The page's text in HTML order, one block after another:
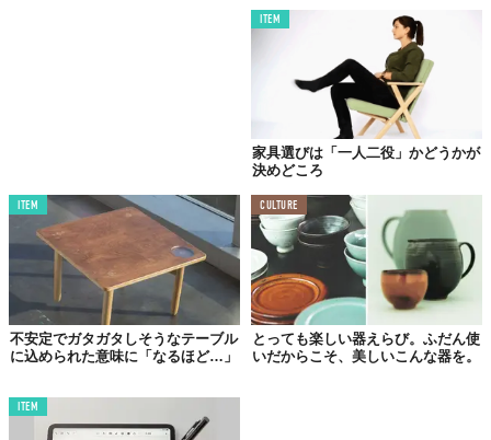
筒状の花器は、なかにガラス管が付属しているので、生花を生けることもできます。
よるもの。
木を寝かせることでこの美しい模様が生まれます。面白い表情が
ITEM
家具選びは「一人二役」かどうかが
決めどころ
ITEM
不安定でガタガタしそうなテーブル
に込められた意味に「なるほど…」
CULTURE
とっても楽しい器えらび。ふだん使
いだからこそ、美しいこんな器を。
ITEM